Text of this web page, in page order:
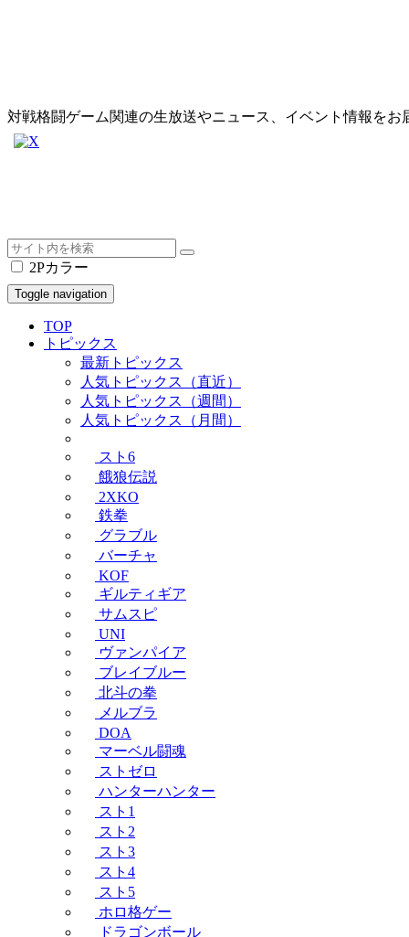
対戦格闘ゲーム関連の生放送やニュース、イベント情報を
2Pカラー
Toggle navigation
TOP
トピックス
最新トピックス
人気トピックス（直近）
人気トピックス（週間）
人気トピックス（月間）
スト6
餓狼伝説
2XKO
鉄拳
グラブル
バーチャ
KOF
ギルティギア
サムスピ
UNI
ヴァンパイア
ブレイブルー
北斗の拳
メルブラ
DOA
マーベル闘魂
ストゼロ
ハンターハンター
スト1
スト2
スト3
スト4
スト5
ホロ格ゲー
ドラゴンボール